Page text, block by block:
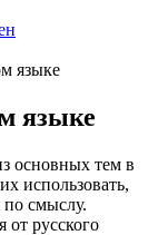
языке
языке
основных тем в
использовать,
смыслу.
от русского